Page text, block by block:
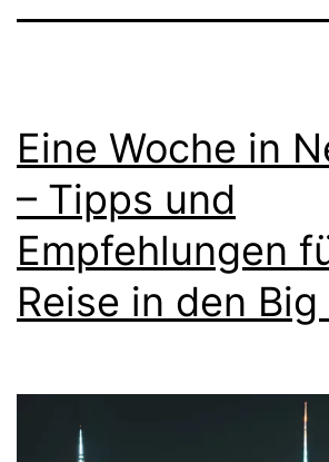
Eine Woche in
– Tipps und
Empfehlungen
Reise in den